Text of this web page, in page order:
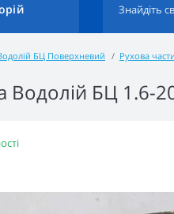
БЦ Поверхневий Рухова
Водолій БЦ 1.6-